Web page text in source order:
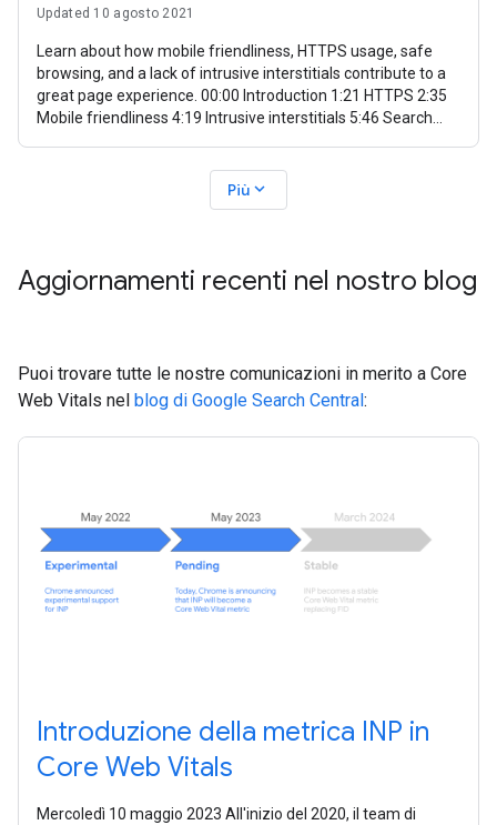
Updated 10 agosto 2021
Learn about how mobile friendliness, HTTPS usage, safe
browsing, and a lack of intrusive interstitials contribute to a
great page experience. 00:00 Introduction 1:21 HTTPS 2:35
Mobile friendliness 4:19 Intrusive interstitials 5:46 Search
Più expand_more
Aggiornamenti recenti nel nostro blog
Puoi trovare tutte le nostre comunicazioni in merito a Core
Web Vitals nel blog di Google Search Central:
Introduzione della metrica INP in
Core Web Vitals
Mercoledì 10 maggio 2023 All'inizio del 2020, il team di